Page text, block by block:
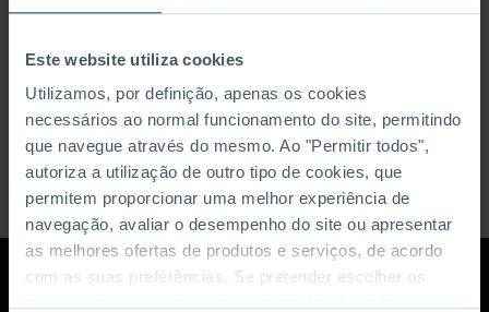
Este website utiliza cookies
Utilizamos, por definição, apenas os cookies
necessários ao normal funcionamento do site, permitindo
que navegue através do mesmo. Ao "Permitir todos",
autoriza a utilização de outro tipo de cookies, que
permitem proporcionar uma melhor experiência de
navegação, avaliar o desempenho do site ou apresentar
as melhores ofertas de produtos e serviços, de acordo
com as suas preferências. Se pretender escolher os